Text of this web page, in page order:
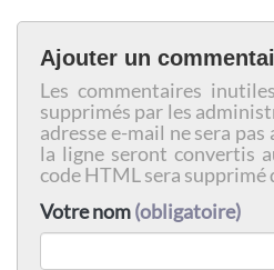
Ajouter un
Les commentaires
supprimés par les
adresse e-mail ne sera
la ligne seront convertis
code HTML sera supprimé
Votre nom(obligatoire)